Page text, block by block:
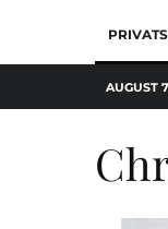
AUGUST